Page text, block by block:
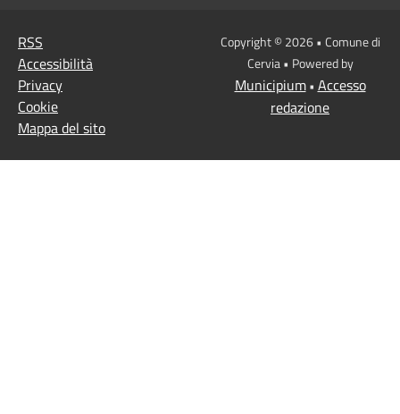
RSS
Accessibilità
Privacy
Cookie
Mappa del sito
Copyright © 2026 • Comune di
Cervia • Powered by
Municipium• Accesso
redazione